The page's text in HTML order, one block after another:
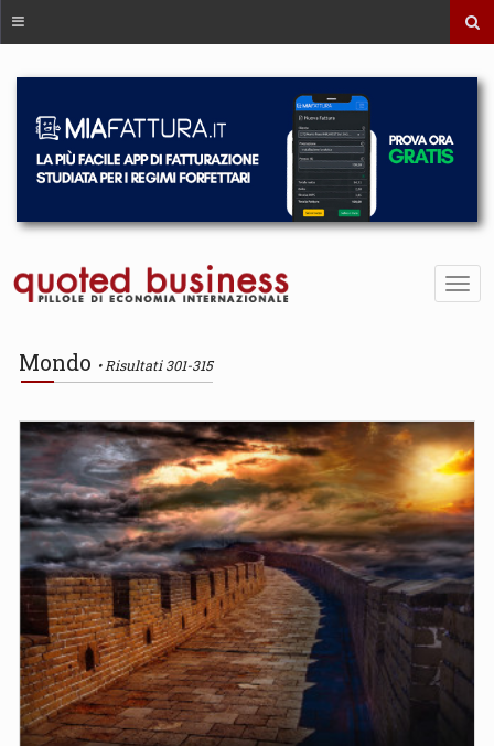
Mondo Risultati 301-315